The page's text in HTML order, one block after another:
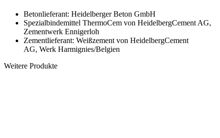
Betonlieferant: Heidelberger Beton GmbH
Spezialbindemittel ThermoCem von HeidelbergCement AG,
Zementwerk Ennigerloh
Zementlieferant: Weißzement von HeidelbergCement
AG, Werk Harmignies/Belgien
Weitere Produkte